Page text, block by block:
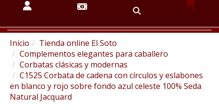
Inicio
Tienda online El Soto
Complementos elegantes para caballero
Corbatas clásicas y modernas
C1525 Corbata de cadena con círculos y eslabones
en blanco y rojo sobre fondo azul celeste 100% Seda
Natural Jacquard